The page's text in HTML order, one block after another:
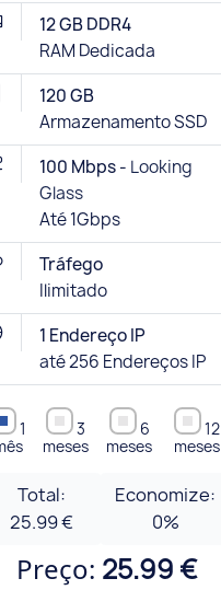
12 GB DDR4
RAM Dedicada
120 GB
Armazenamento SSD
100 Mbps - Looking
Glass
Até 1Gbps
Tráfego
Ilimitado
1 Endereço IP
até 256 Endereços IP
1
3
meses
6
meses
12
meses
Total:
25.99 €
Economize:
0%
Preço: 25.99 €